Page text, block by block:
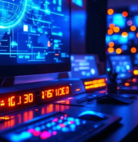
Performance
Chat- & Voicebots
Smart automation
Insight and value